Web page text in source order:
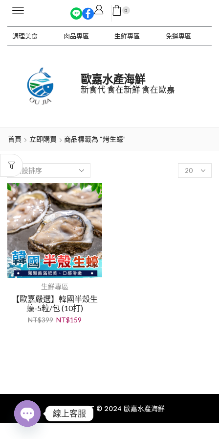
0
調理美食 肉品專區 生鮮專區 免運專區
歐嘉水產海鮮
新食代 食在新鮮 食在歐嘉
首頁 立即購買 商品標籤為 “烤生蠔”
生鮮專區
【歐嘉嚴選】韓國半殼生
蠔-5粒/包 (10打)
NT$399 NT$159
COPYRIGHT © 2024 歐嘉水產海鮮
線上客服